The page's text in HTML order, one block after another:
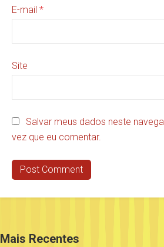
E-mail *
Site
Salvar meus dados neste
vez que eu comentar.
Mais Recentes